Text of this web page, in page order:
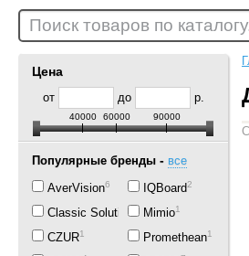
Цена
от до р.
40000 60000 90000
Популярные бренды - все
AverVision6
Classic Solution 4
CZUR1
IQBoard2
Mimio1
Promethean1
Поиск товаров по